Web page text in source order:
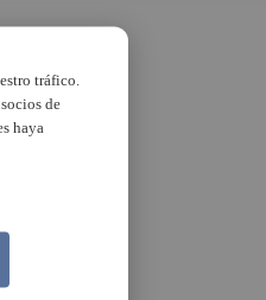
tráfico.
de
haya